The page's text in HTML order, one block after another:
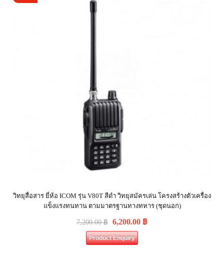
วิทยุสื่อสาร ยี่ห้อ ICOM รุ่น V80T สีดำ วิทยุสมัครเล่น โครงสร้างตัวเครื่อง
แข็งแรงทนทาน ตามมาตรฐานทางทหาร (ชุดนอก)
7,200.00฿ 6,200.00 ฿
Product Enquiry